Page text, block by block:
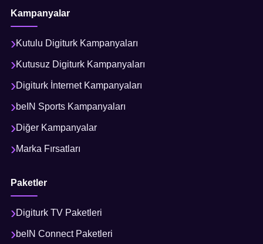
Kampanyalar
Kutulu Digiturk Kampanyaları
Kutusuz Digiturk Kampanyaları
Digiturk İnternet Kampanyaları
beIN Sports Kampanyaları
Diğer Kampanyalar
Marka Fırsatları
Paketler
Digiturk TV Paketleri
beIN Connect Paketleri